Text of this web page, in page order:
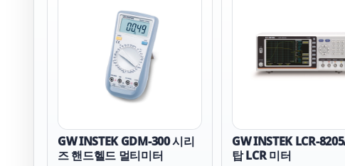
GW INSTEK GDM-300 시리
즈 핸드헬드 멀티미터
GW INSTEK LCR-
탑 LCR 미터